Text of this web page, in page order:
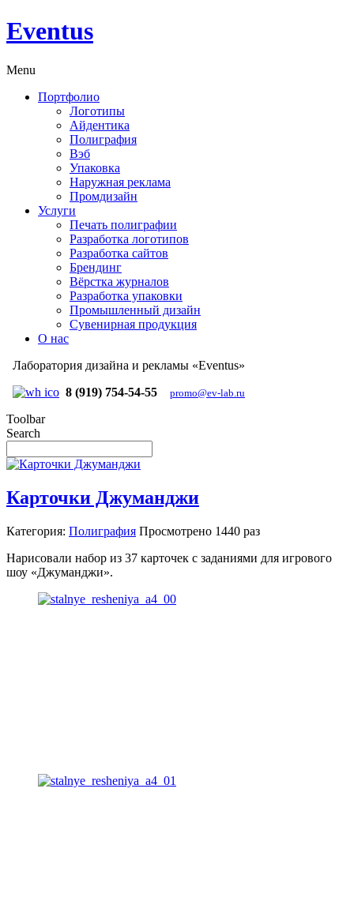
Eventus
Menu
Портфолио
Логотипы
Айдентика
Полиграфия
Вэб
Упаковка
Наружная реклама
Промдизайн
Услуги
Печать полиграфии
Разработка логотипов
Разработка сайтов
Брендинг
Вёрстка журналов
Разработка упаковки
Промышленный дизайн
Сувенирная продукция
О нас
Лаборатория дизайна и рекламы «Eventus»
8 (919) 754-54-55
promo@ev-lab.ru
Toolbar
Search
Карточки Джуманджи
Категория: Полиграфия Просмотрено 1440 раз
Нарисовали набор из 37 карточек с заданиями для игрового
шоу «Джуманджи».